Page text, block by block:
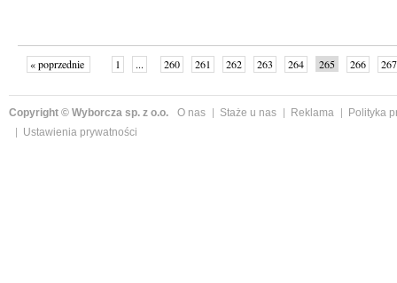
« poprzednie 1 ... 260 261 262 263 264 265 266
267
Copyright © Wyborcza sp. z o.o. O nas Staże u nas Reklama
Polityka
Ustawienia prywatności